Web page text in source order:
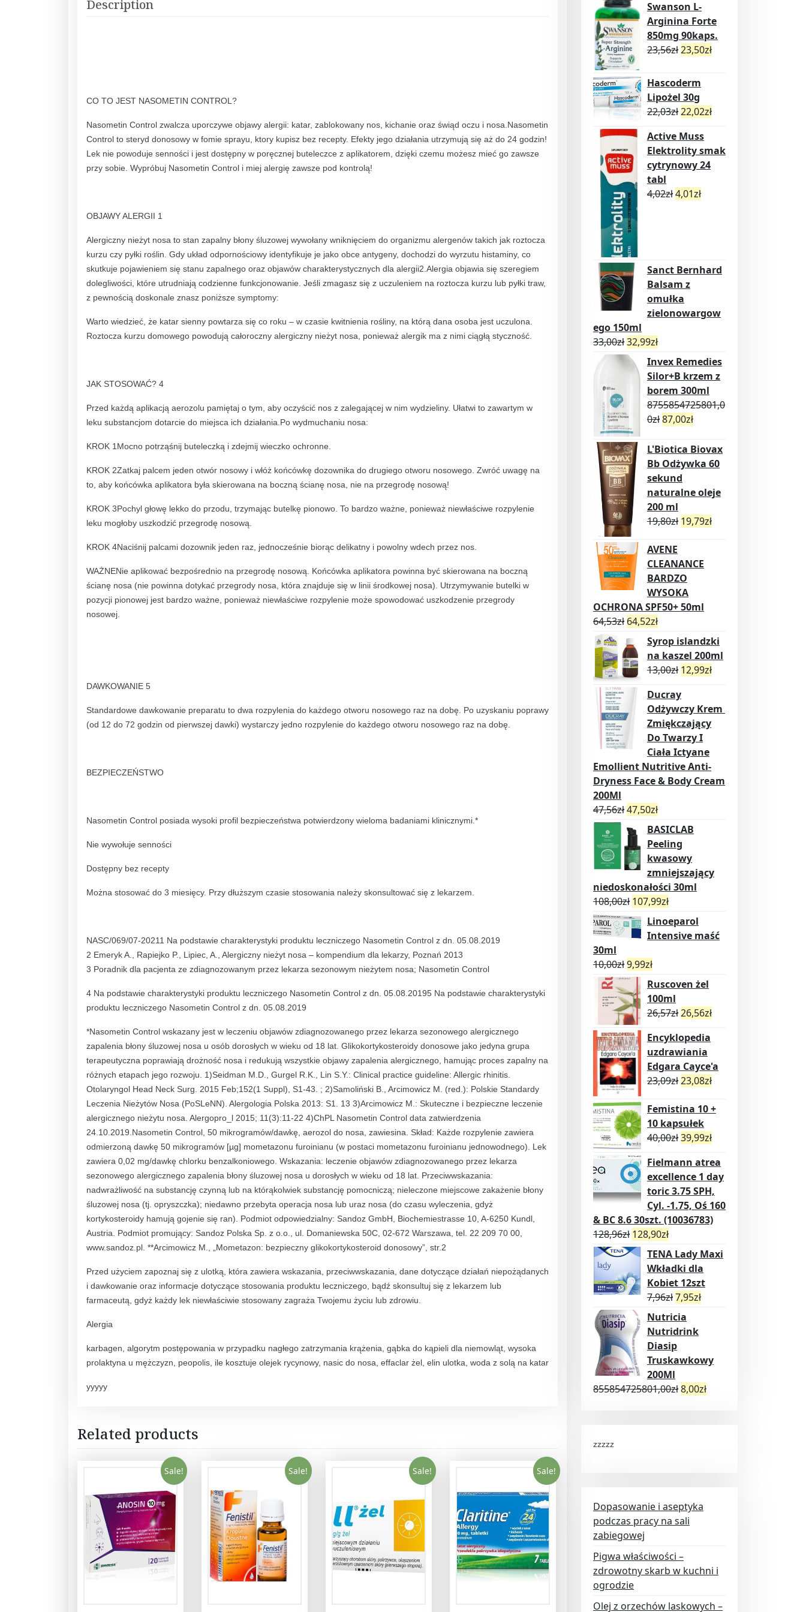
6
0
d
a
e
r
o
z
l
1
a
n
i
y
Description
CO TO JEST NASOMETIN CONTROL?
Nasometin Control zwalcza uporczywe objawy alergii: katar, zablokowany nos, kichanie oraz świąd oczu i nosa.Nasometin
Control to steryd donosowy w fomie sprayu, ktory kupisz bez recepty. Efekty jego działania utrzymują się aż do 24 godzin!
Lek nie powoduje senności i jest dostępny w poręcznej buteleczce z aplikatorem, dzięki czemu możesz mieć go zawsze
przy sobie. Wypróbuj Nasometin Control i miej alergię zawsze pod kontrolą!
OBJAWY ALERGII 1
Alergiczny nieżyt nosa to stan zapalny błony śluzowej wywołany wniknięciem do organizmu alergenów takich jak roztocza
kurzu czy pyłki roślin. Gdy układ odpornościowy identyfikuje je jako obce antygeny, dochodzi do wyrzutu histaminy, co
skutkuje pojawieniem się stanu zapalnego oraz objawów charakterystycznych dla alergii2.Alergia objawia się szeregiem
dolegliwości, które utrudniają codzienne funkcjonowanie. Jeśli zmagasz się z uczuleniem na roztocza kurzu lub pyłki traw,
z pewnością doskonale znasz poniższe symptomy:
Warto wiedzieć, że katar sienny powtarza się co roku – w czasie kwitnienia rośliny, na którą dana osoba jest uczulona.
Roztocza kurzu domowego powodują całoroczny alergiczny nieżyt nosa, ponieważ alergik ma z nimi ciągłą styczność.
JAK STOSOWAĆ? 4
Przed każdą aplikacją aerozolu pamiętaj o tym, aby oczyścić nos z zalegającej w nim wydzieliny. Ułatwi to zawartym w
leku substancjom dotarcie do miejsca ich działania.Po wydmuchaniu nosa:
KROK 1Mocno potrząśnij buteleczką i zdejmij wieczko ochronne.
KROK 2Zatkaj palcem jeden otwór nosowy i włóż końcówkę dozownika do drugiego otworu nosowego. Zwróć uwagę na
to, aby końcówka aplikatora była skierowana na boczną ścianę nosa, nie na przegrodę nosową!
KROK 3Pochyl głowę lekko do przodu, trzymając butelkę pionowo. To bardzo ważne, ponieważ niewłaściwe rozpylenie
leku mogłoby uszkodzić przegrodę nosową.
KROK 4Naciśnij palcami dozownik jeden raz, jednocześnie biorąc delikatny i powolny wdech przez nos.
WAŻNENie aplikować bezpośrednio na przegrodę nosową. Końcówka aplikatora powinna być skierowana na boczną
ścianę nosa (nie powinna dotykać przegrody nosa, która znajduje się w linii środkowej nosa). Utrzymywanie butelki w
pozycji pionowej jest bardzo ważne, ponieważ niewłaściwe rozpylenie może spowodować uszkodzenie przegrody
nosowej.
DAWKOWANIE 5
Standardowe dawkowanie preparatu to dwa rozpylenia do każdego otworu nosowego raz na dobę. Po uzyskaniu poprawy
(od 12 do 72 godzin od pierwszej dawki) wystarczy jedno rozpylenie do każdego otworu nosowego raz na dobę.
BEZPIECZEŃSTWO
Nasometin Control posiada wysoki profil bezpieczeństwa potwierdzony wieloma badaniami klinicznymi.*
Nie wywołuje senności
Dostępny bez recepty
Można stosować do 3 miesięcy. Przy dłuższym czasie stosowania należy skonsultować się z lekarzem.
NASC/069/07-20211 Na podstawie charakterystyki produktu leczniczego Nasometin Control z dn. 05.08.2019
2 Emeryk A., Rapiejko P., Lipiec, A., Alergiczny nieżyt nosa – kompendium dla lekarzy, Poznań 2013
3 Poradnik dla pacjenta ze zdiagnozowanym przez lekarza sezonowym nieżytem nosa; Nasometin Control
4 Na podstawie charakterystyki produktu leczniczego Nasometin Control z dn. 05.08.20195 Na podstawie charakterystyki
produktu leczniczego Nasometin Control z dn. 05.08.2019
*Nasometin Control wskazany jest w leczeniu objawów zdiagnozowanego przez lekarza sezonowego alergicznego
zapalenia błony śluzowej nosa u osób dorosłych w wieku od 18 lat. Glikokortykosteroidy donosowe jako jedyna grupa
terapeutyczna poprawiają drożność nosa i redukują wszystkie objawy zapalenia alergicznego, hamując proces zapalny na
różnych etapach jego rozwoju. 1)Seidman M.D., Gurgel R.K., Lin S.Y.: Clinical practice guideline: Allergic rhinitis.
Otolaryngol Head Neck Surg. 2015 Feb;152(1 Suppl), S1-43. ; 2)Samoliński B., Arcimowicz M. (red.): Polskie Standardy
Leczenia Nieżytów Nosa (PoSLeNN). Alergologia Polska 2013: S1. 13 3)Arcimowicz M.: Skuteczne i bezpieczne leczenie
alergicznego nieżytu nosa. Alergopro_l 2015; 11(3):11-22 4)ChPL Nasometin Control data zatwierdzenia
24.10.2019.Nasometin Control, 50 mikrogramów/dawkę, aerozol do nosa, zawiesina. Skład: Każde rozpylenie zawiera
odmierzoną dawkę 50 mikrogramów [µg] mometazonu furoinianu (w postaci mometazonu furoinianu jednowodnego). Lek
zawiera 0,02 mg/dawkę chlorku benzalkoniowego. Wskazania: leczenie objawów zdiagnozowanego przez lekarza
sezonowego alergicznego zapalenia błony śluzowej nosa u dorosłych w wieku od 18 lat. Przeciwwskazania:
nadwrażliwość na substancję czynną lub na którąkolwiek substancję pomocniczą; nieleczone miejscowe zakażenie błony
śluzowej nosa (tj. opryszczka); niedawno przebyta operacja nosa lub uraz nosa (do czasu wyleczenia, gdyż
kortykosteroidy hamują gojenie się ran). Podmiot odpowiedzialny: Sandoz GmbH, Biochemiestrasse 10, A-6250 Kundl,
Austria. Podmiot promujący: Sandoz Polska Sp. z o.o., ul. Domaniewska 50C, 02-672 Warszawa, tel. 22 209 70 00,
www.sandoz.pl. **Arcimowicz M., „Mometazon: bezpieczny glikokortykosteroid donosowy”, str.2
Przed użyciem zapoznaj się z ulotką, która zawiera wskazania, przeciwwskazania, dane dotyczące działań niepożądanych
i dawkowanie oraz informacje dotyczące stosowania produktu leczniczego, bądź skonsultuj się z lekarzem lub
farmaceutą, gdyż każdy lek niewłaściwie stosowany zagraża Twojemu życiu lub zdrowiu.
Alergia
karbagen, algorytm postępowania w przypadku nagłego zatrzymania krążenia, gąbka do kąpieli dla niemowląt, wysoka
prolaktyna u mężczyzn, peopolis, ile kosztuje olejek rycynowy, nasic do nosa, effaclar żel, elin ulotka, woda z solą na katar
yyyyy
Related products
Sale! Sale! Sale! Sale!
Swanson L-
Arginina Forte
850mg 90kaps.
23,56zł23,50zł
Hascoderm
Lipożel 30g
22,03zł22,02zł
Active Muss
Elektrolity smak
cytrynowy 24
tabl
4,02zł4,01zł
Sanct Bernhard
Balsam z
omułka
zielonowargow
ego 150ml
33,00zł32,99zł
Invex Remedies
Silor+B krzem z
borem 300ml
8755854725801,0
0zł87,00zł
L'Biotica Biovax
Bb Odżywka 60
sekund
naturalne oleje
200 ml
19,80zł 19,79zł
AVENE
CLEANANCE
BARDZO
WYSOKA
OCHRONA SPF50+ 50ml
64,53zł 64,52zł
Syrop islandzki
na kaszel 200ml
13,00zł 12,99zł
Ducray
Odżywczy Krem ​​
Zmiękczający
Do Twarzy I
Ciała Ictyane
Emollient Nutritive Anti-
Dryness Face & Body Cream
200Ml
47,56zł47,50zł
BASICLAB
Peeling
kwasowy
zmniejszający
niedoskonałości 30ml
108,00zł 107,99zł
Linoeparol
Intensive maść
30ml
10,00zł9,99zł
Ruscoven żel
100ml
26,57zł26,56zł
Encyklopedia
uzdrawiania
Edgara Cayce'a
23,09zł23,08zł
Femistina 10 +
10 kapsułek
40,00zł39,99zł
Fielmann atrea
excellence 1 day
toric 3.75 SPH,
Cyl. -1.75, Oś 160
& BC 8.6 30szt. (10036783)
128,96zł 128,90zł
TENA Lady Maxi
Wkładki dla
Kobiet 12szt
7,96zł7,95zł
Nutricia
Nutridrink
Diasip
Truskawkowy
200Ml
855854725801,00zł8,00zł
zzzzz
Dopasowanie i aseptyka
podczas pracy na sali
zabiegowej
Pigwa właściwości –
zdrowotny skarb w kuchni i
ogrodzie
Olej z orzechów laskowych –